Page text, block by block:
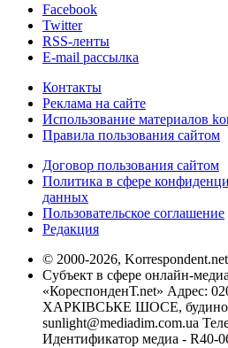
Facebook
Twitter
RSS-ленты
E-mail рассылка
Контакты
Реклама на сайте
Использование материалов
Правила пользования сайтом
Договор пользования сайтом
Политика в сфере
данных
Пользовательское соглашение
Редакция
© 2000-2026, Korrespondent.net
Субъект в сфере онлайн-
«КореспонденТ.net» Адрес:
ХАРКІВСЬКЕ ШОСЕ, будинок
sunlight@mediadim.com.ua
Идентификатор медиа - R40-